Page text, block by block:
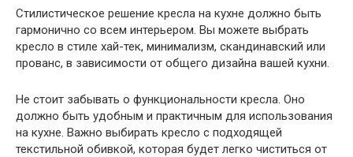
Стилистическое решение кресла на кухне должно быть
гармонично со всем интерьером. Вы можете выбрать
кресло в стиле хай-тек, минимализм, скандинавский или
прованс, в зависимости от общего дизайна вашей кухни.
Не стоит забывать о функциональности кресла. Оно
должно быть удобным и практичным для использования
на кухне. Важно выбирать кресло с подходящей
текстильной обивкой, которая будет легко чиститься от